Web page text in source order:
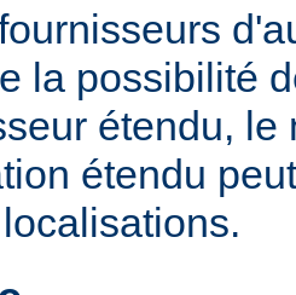
la possibilité
étendu, le
étendu